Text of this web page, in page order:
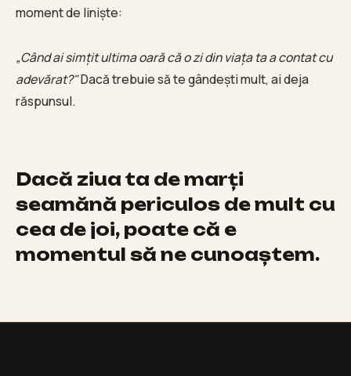
moment de liniște:
„Când ai simțit ultima oară că o zi din viața ta a contat cu
adevărat?"Dacă trebuie să te gândești mult, ai deja
răspunsul.
Dacă ziua ta de marți
seamănă periculos de mult cu
cea de joi, poate că e
momentul să ne cunoaștem.